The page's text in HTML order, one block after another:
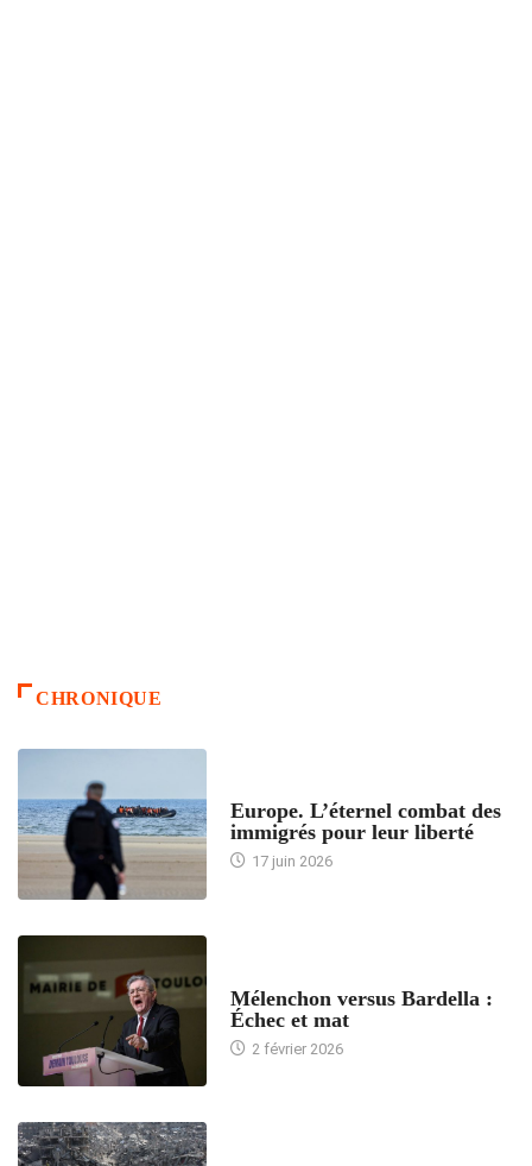
CHRONIQUE
Europe. L’éternel combat des
immigrés pour leur liberté
17 juin 2026
Mélenchon versus Bardella :
Échec et mat
2 février 2026